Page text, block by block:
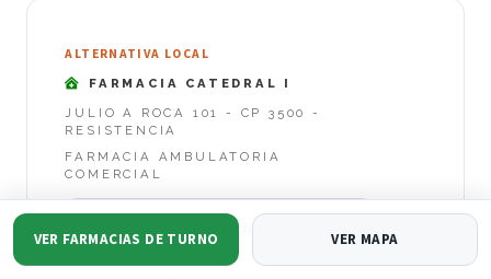
ALTERNATIVA LOCAL
FARMACIA CATEDRAL I
JULIO A ROCA 101 - CP 3500 -
RESISTENCIA
FARMACIA AMBULATORIA
COMERCIAL
Ver ficha
VER FARMACIAS DE TURNO VER MAPA